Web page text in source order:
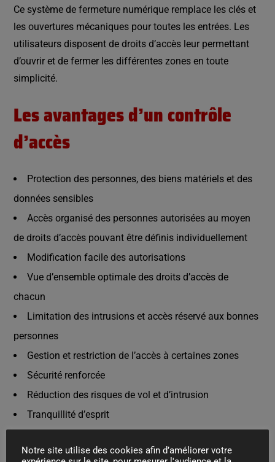
Ce système de fermeture numérique remplace les clés et
les ouvertures mécaniques pour toutes les entrées. Les
utilisateurs disposent de droits d’accès leur permettant
d’ouvrir et de fermer les différentes zones en toute
simplicité.
Les avantages d’un contrôle
d’accès
Protection des personnes, des biens matériels et des
données sensibles
Accès organisé des personnes autorisées au moyen
de droits d’accès pouvant être définis individuellement
Modification facile des autorisations
Vue d’ensemble optimale des droits d’accès de
chacun
Limitation des intrusions et accès réservé aux bonnes
personnes
Gestion et restriction de l’accès à certaines zones
Sécurité renforcée
Réduction des risques de vol et d’intrusion
Tranquillité d’esprit
Les contrôle d’accès offrent de nombreux avantages en
Notre site utilise des cookies afin d’améliorer votre